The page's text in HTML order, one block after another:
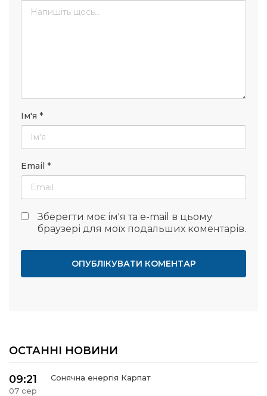
Ім'я *
Email *
Зберегти моє ім'я та e-mail в цьому
браузері для моїх подальших коментарів.
ОСТАННІ НОВИНИ
09:21
07 сер
Сонячна енергія Карпат